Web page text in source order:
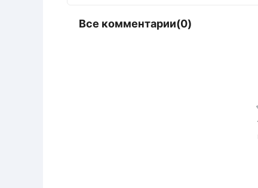
Все комментарии(0)